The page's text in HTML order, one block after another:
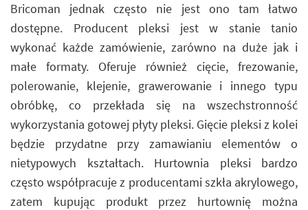
Bricoman jednak często nie jest ono tam łatwo
dostępne. Producent pleksi jest w stanie tanio
wykonać każde zamówienie, zarówno na duże jak i
małe formaty. Oferuje również cięcie, frezowanie,
polerowanie, klejenie, grawerowanie i innego typu
obróbkę, co przekłada się na wszechstronność
wykorzystania gotowej płyty pleksi. Gięcie pleksi z kolei
będzie przydatne przy zamawianiu elementów o
nietypowych kształtach. Hurtownia pleksi bardzo
często współpracuje z producentami szkła akrylowego,
zatem kupując produkt przez hurtownię można